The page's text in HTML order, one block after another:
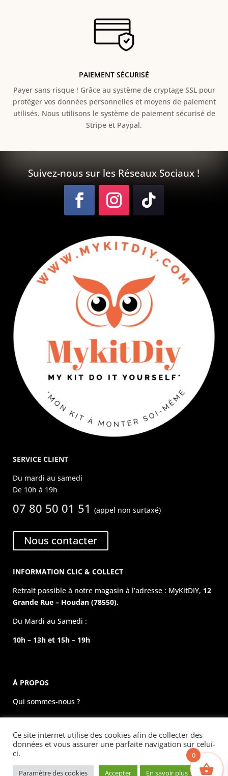
PAIEMENT SÉCURISÉ
Payer sans risque ! Grâce au système de cryptage SSL pour
protéger vos données personnelles et moyens de paiement
utilisés. Nous utilisons le système de paiement sécurisé de
Stripe et Paypal.
Suivez-nous sur les Réseaux Sociaux !
SERVICE CLIENT
Du mardi au samedi
De 10h à 19h
07 80 50 01 51(appel non surtaxé)
Nous contacter
INFORMATION CLIC & COLLECT
Retrait possible à notre magasin à l’adresse : MyKitDIY, 12
Grande Rue – Houdan (78550).
Du Mardi au Samedi :
10h – 13h et 15h – 19h
À PROPOS
Qui sommes-nous ?
La boutique physique
Évènements
Mentions légales
Ce site internet utilise des cookies afin de collecter des
données et vous assurer une parfaite navigation sur celui-
ci.
Paramètre des cookies Accepter En savoir plus
0